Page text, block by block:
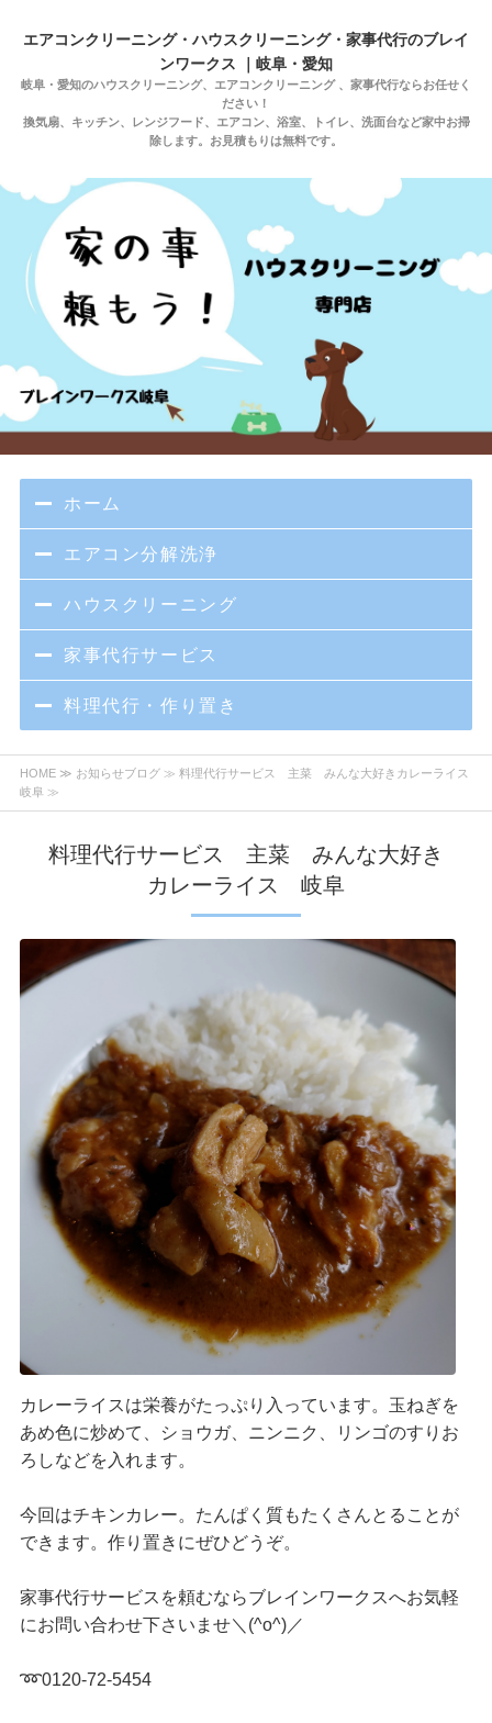
エアコンクリーニング・ハウスクリーニング・家事代行のブレイ
ンワークス ｜岐阜・愛知
岐阜・愛知のハウスクリーニング、エアコンクリーニング 、家事代行ならお任せく
ださい！
換気扇、キッチン、レンジフード、エアコン、浴室、トイレ、洗面台など家中お掃
除します。お見積もりは無料です。
ホーム
エアコン分解洗浄
ハウスクリーニング
家事代行サービス
料理代行・作り置き
HOME≫ お知らせブログ≫ 料理代行サービス 主菜 みんな大好きカレーライス
岐阜 ≫
料理代行サービス 主菜 みんな大好き
カレーライス 岐阜
カレーライスは栄養がたっぷり入っています。玉ねぎを
あめ色に炒めて、ショウガ、ニンニク、リンゴのすりお
ろしなどを入れます。
今回はチキンカレー。たんぱく質もたくさんとることが
できます。作り置きにぜひどうぞ。
家事代行サービスを頼むならブレインワークスへお気軽
にお問い合わせ下さいませ＼(^o^)／
➿0120-72-5454